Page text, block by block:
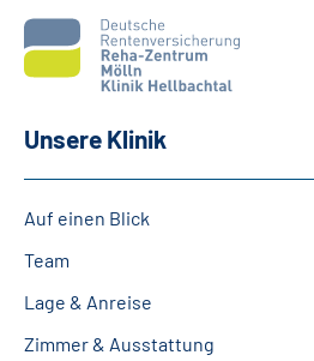
Service
Unsere Klinik
Auf einen Blick
Team
Lage & Anreise
Zimmer & Ausstattung